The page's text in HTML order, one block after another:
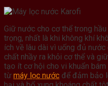
Giữ nước cho cơ thể trong
trọng, nhất là khi không khí
ích về lâu dài vì uống đủ
chất nhầy ra khỏi cơ thể và
tạo ít cơ hội cho vi khuẩn
từ máy lọc nước để đảm bảo